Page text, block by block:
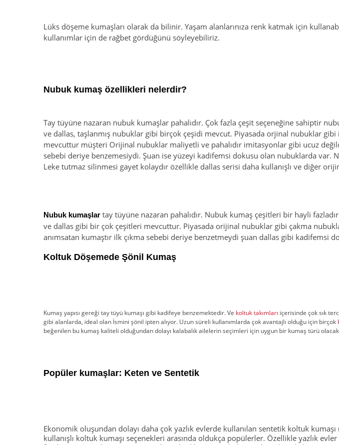
Lüks döşeme kumaşları olarak da bilinir. Yaşam alanlarınıza renk katmak için
kullanımlar için de rağbet gördüğünü söyleyebiliriz.
Nubuk kumaş özellikleri nelerdir?
Tay tüyüne nazaran nubuk kumaşlar pahalıdır. Çok fazla çeşit seçeneğine sahiptir
ve dallas, taşlanmış nubuklar gibi birçok çeşidi mevcut. Piyasada orjinal nubuklar
mevcuttur müşteri Orijinal nubuklar maliyetli ve pahalıdır imitasyonlar gibi ucuz
sebebi deriye benzemesiydi. Şuan ise yüzeyi kadifemsi dokusu olan nubuklarda
Leke tutmaz silinmesi gayet kolaydır özellikle dallas serisi daha kullanışlı ve diğer
Nubuk kumaşlar tay tüyüne nazaran pahalıdır. Nubuk kumaş çeşitleri bir hayli
ve dallas gibi bir çok çeşitleri mevcuttur. Piyasada orijinal nubuklar gibi çakma
anımsatan kumaştır ilk çıkma sebebi deriye benzetmeydi şuan dallas gibi
Koltuk Döşemede Şönil Kumaş
Kumaş yapısı gereği tay tüyü kumaşı gibi kadifeye benzemektedir. Ve koltuk takımları içerisinde çok sık
gibi alanlarda, ideal olan İsmini şönil ipten alıyor. Uzun süreli kullanımlarda çok avantajlı olduğu için birçok
beğenilen bu kumaş kaliteli olduğundan dolayı kalabalık ailelerin seçimleri için uygun bir kumaş türü
Popüler kumaşlar: Keten ve Sentetik
Ekonomik oluşundan dolayı daha çok yazlık evlerde kullanılan sentetik koltuk
kullanışlı koltuk kumaşı seçenekleri arasında oldukça popülerler. Özellikle yazlık